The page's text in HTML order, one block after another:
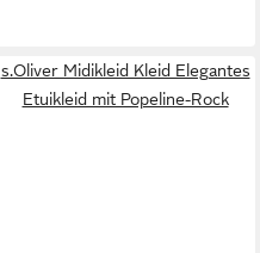
s.Oliver Midikleid Kleid Elegantes
Etuikleid mit Popeline-Rock